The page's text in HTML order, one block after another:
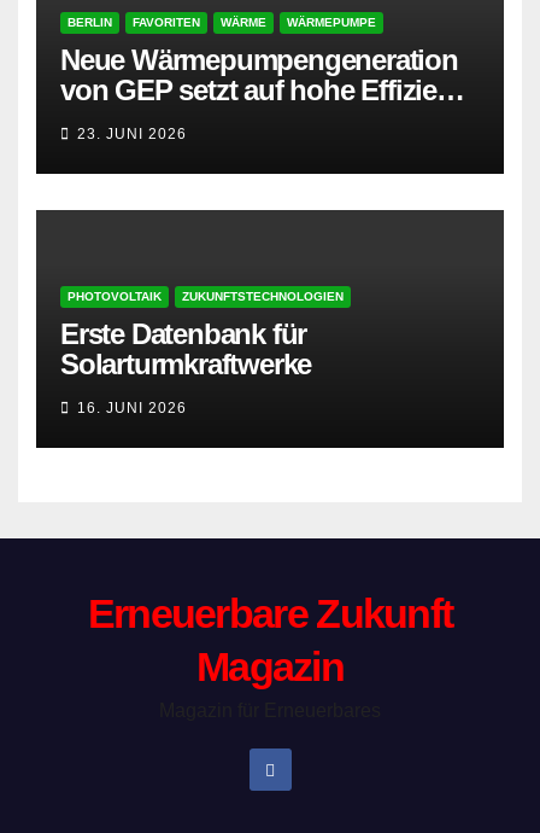
BERLIN FAVORITEN WÄRME WÄRMEPUMPE
Neue Wärmepumpengeneration
von GEP setzt auf hohe Effizienz
und besonders leisen Betrieb
23. JUNI 2026
PHOTOVOLTAIK ZUKUNFTSTECHNOLOGIEN
Erste Datenbank für
Solarturmkraftwerke
16. JUNI 2026
Erneuerbare Zukunft
Magazin